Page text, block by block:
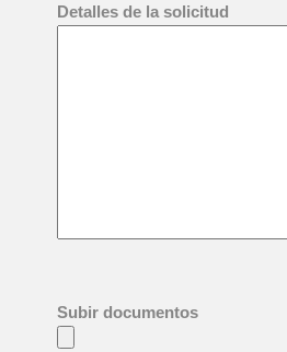
Detalles de la solicitud
Subir documentos